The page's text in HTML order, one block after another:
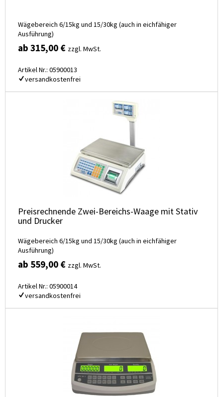
Wägebereich 6/15kg und 15/30kg (auch in eichfähiger
Ausführung)
ab 315,00 € zzgl. MwSt.
Artikel Nr.: 05900013
versandkostenfrei
Preisrechnende Zwei-Bereichs-Waage mit Stativ
und Drucker
Wägebereich 6/15kg und 15/30kg (auch in eichfähiger
Ausführung)
ab 559,00 € zzgl. MwSt.
Artikel Nr.: 05900014
versandkostenfrei